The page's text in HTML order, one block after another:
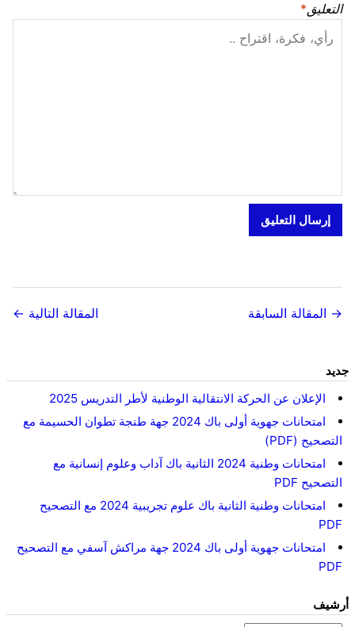
التعليق*
→ المقالة السابقة المقالة التالية ←
جديد
الإعلان عن الحركة الانتقالية الوطنية لأطر التدريس 2025
امتحانات جهوية أولى باك 2024 جهة طنجة تطوان الحسيمة مع
التصحيح (PDF)
امتحانات وطنية 2024 الثانية باك آداب وعلوم إنسانية مع
التصحيح PDF
امتحانات وطنية الثانية باك علوم تجريبية 2024 مع التصحيح
PDF
امتحانات جهوية أولى باك 2024 جهة مراكش آسفي مع التصحيح
PDF
أرشيف